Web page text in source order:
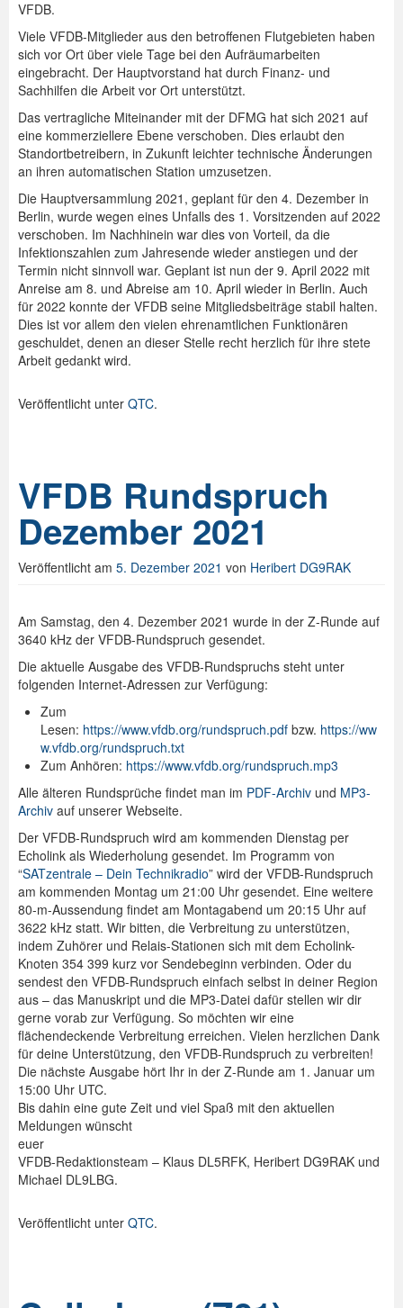
VFDB.
Viele VFDB-Mitglieder aus den betroffenen Flutgebieten haben
sich vor Ort über viele Tage bei den Aufräumarbeiten
eingebracht. Der Hauptvorstand hat durch Finanz- und
Sachhilfen die Arbeit vor Ort unterstützt.
Das vertragliche Miteinander mit der DFMG hat sich 2021 auf
eine kommerziellere Ebene verschoben. Dies erlaubt den
Standortbetreibern, in Zukunft leichter technische Änderungen
an ihren automatischen Station umzusetzen.
Die Hauptversammlung 2021, geplant für den 4. Dezember in
Berlin, wurde wegen eines Unfalls des 1. Vorsitzenden auf 2022
verschoben. Im Nachhinein war dies von Vorteil, da die
Infektionszahlen zum Jahresende wieder anstiegen und der
Termin nicht sinnvoll war. Geplant ist nun der 9. April 2022 mit
Anreise am 8. und Abreise am 10. April wieder in Berlin. Auch
für 2022 konnte der VFDB seine Mitgliedsbeiträge stabil halten.
Dies ist vor allem den vielen ehrenamtlichen Funktionären
geschuldet, denen an dieser Stelle recht herzlich für ihre stete
Arbeit gedankt wird.
Veröffentlicht unter QTC.
VFDB Rundspruch
Dezember 2021
Veröffentlicht am 5. Dezember 2021 von Heribert DG9RAK
Am Samstag, den 4. Dezember 2021 wurde in der Z-Runde auf
3640 kHz der VFDB-Rundspruch gesendet.
Die aktuelle Ausgabe des VFDB-Rundspruchs steht unter
folgenden Internet-Adressen zur Verfügung:
Zum
Lesen: https://www.vfdb.org/rundspruch.pdf bzw. https://ww
w.vfdb.org/rundspruch.txt
Zum Anhören: https://www.vfdb.org/rundspruch.mp3
Alle älteren Rundsprüche findet man im PDF-Archiv und MP3-
Archiv auf unserer Webseite.
Der VFDB-Rundspruch wird am kommenden Dienstag per
Echolink als Wiederholung gesendet. Im Programm von
“SATzentrale – Dein Technikradio” wird der VFDB-Rundspruch
am kommenden Montag um 21:00 Uhr gesendet. Eine weitere
80-m-Aussendung findet am Montagabend um 20:15 Uhr auf
3622 kHz statt. Wir bitten, die Verbreitung zu unterstützen,
indem Zuhörer und Relais-Stationen sich mit dem Echolink-
Knoten 354 399 kurz vor Sendebeginn verbinden. Oder du
sendest den VFDB-Rundspruch einfach selbst in deiner Region
aus – das Manuskript und die MP3-Datei dafür stellen wir dir
gerne vorab zur Verfügung. So möchten wir eine
flächendeckende Verbreitung erreichen. Vielen herzlichen Dank
für deine Unterstützung, den VFDB-Rundspruch zu verbreiten!
Die nächste Ausgabe hört Ihr in der Z-Runde am 1. Januar um
15:00 Uhr UTC.
Bis dahin eine gute Zeit und viel Spaß mit den aktuellen
Meldungen wünscht
euer
VFDB-Redaktionsteam – Klaus DL5RFK, Heribert DG9RAK und
Michael DL9LBG.
Veröffentlicht unter QTC.